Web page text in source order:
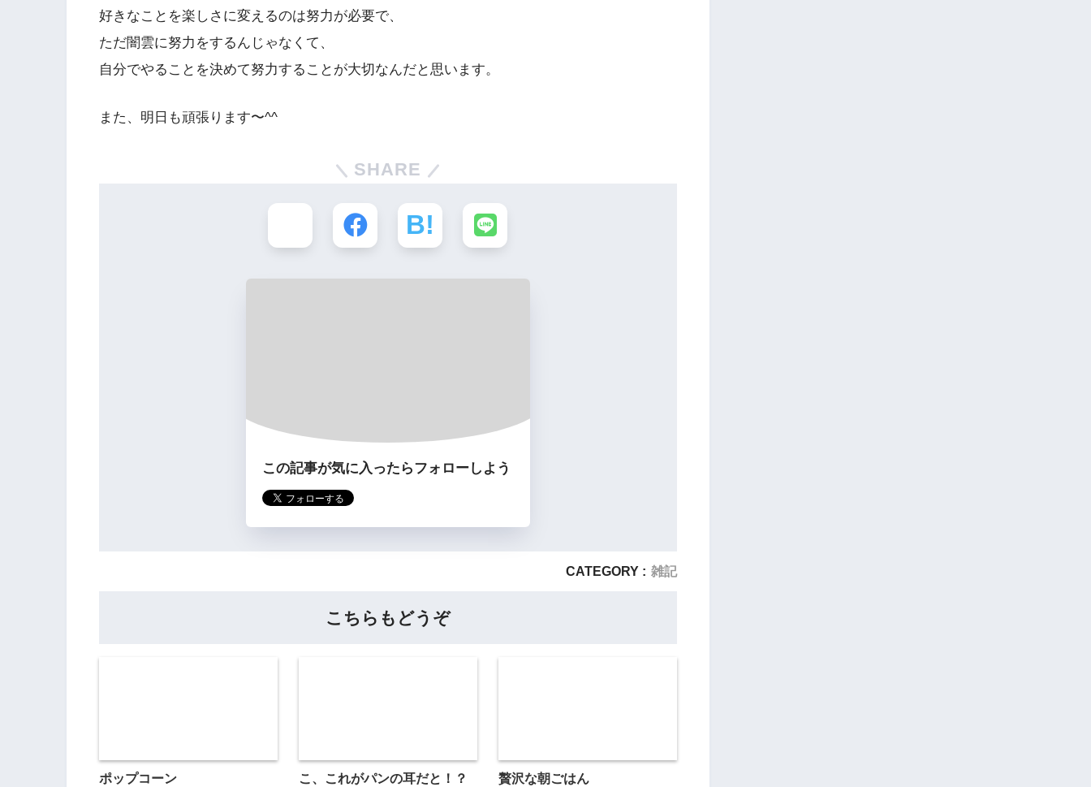
好きなことを楽しさに変えるのは努力が必要で、
ただ闇雲に努力をするんじゃなくて、
自分でやることを決めて努力することが大切なんだと思います。
また、明日も頑張ります〜^^
SHARE
この記事が気に入ったらフォローしよう
CATEGORY : 雑記
こちらもどうぞ
ポップコーン こ、これがパンの耳だと！？ 贅沢な朝ごはん